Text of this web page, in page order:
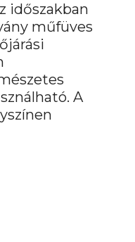
időszakban
műfüves
A